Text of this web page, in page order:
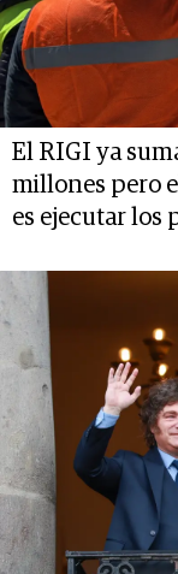
El RIGI ya
millones pero
es ejecutar los